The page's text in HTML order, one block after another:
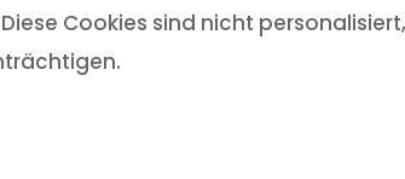
Cookies sind nicht